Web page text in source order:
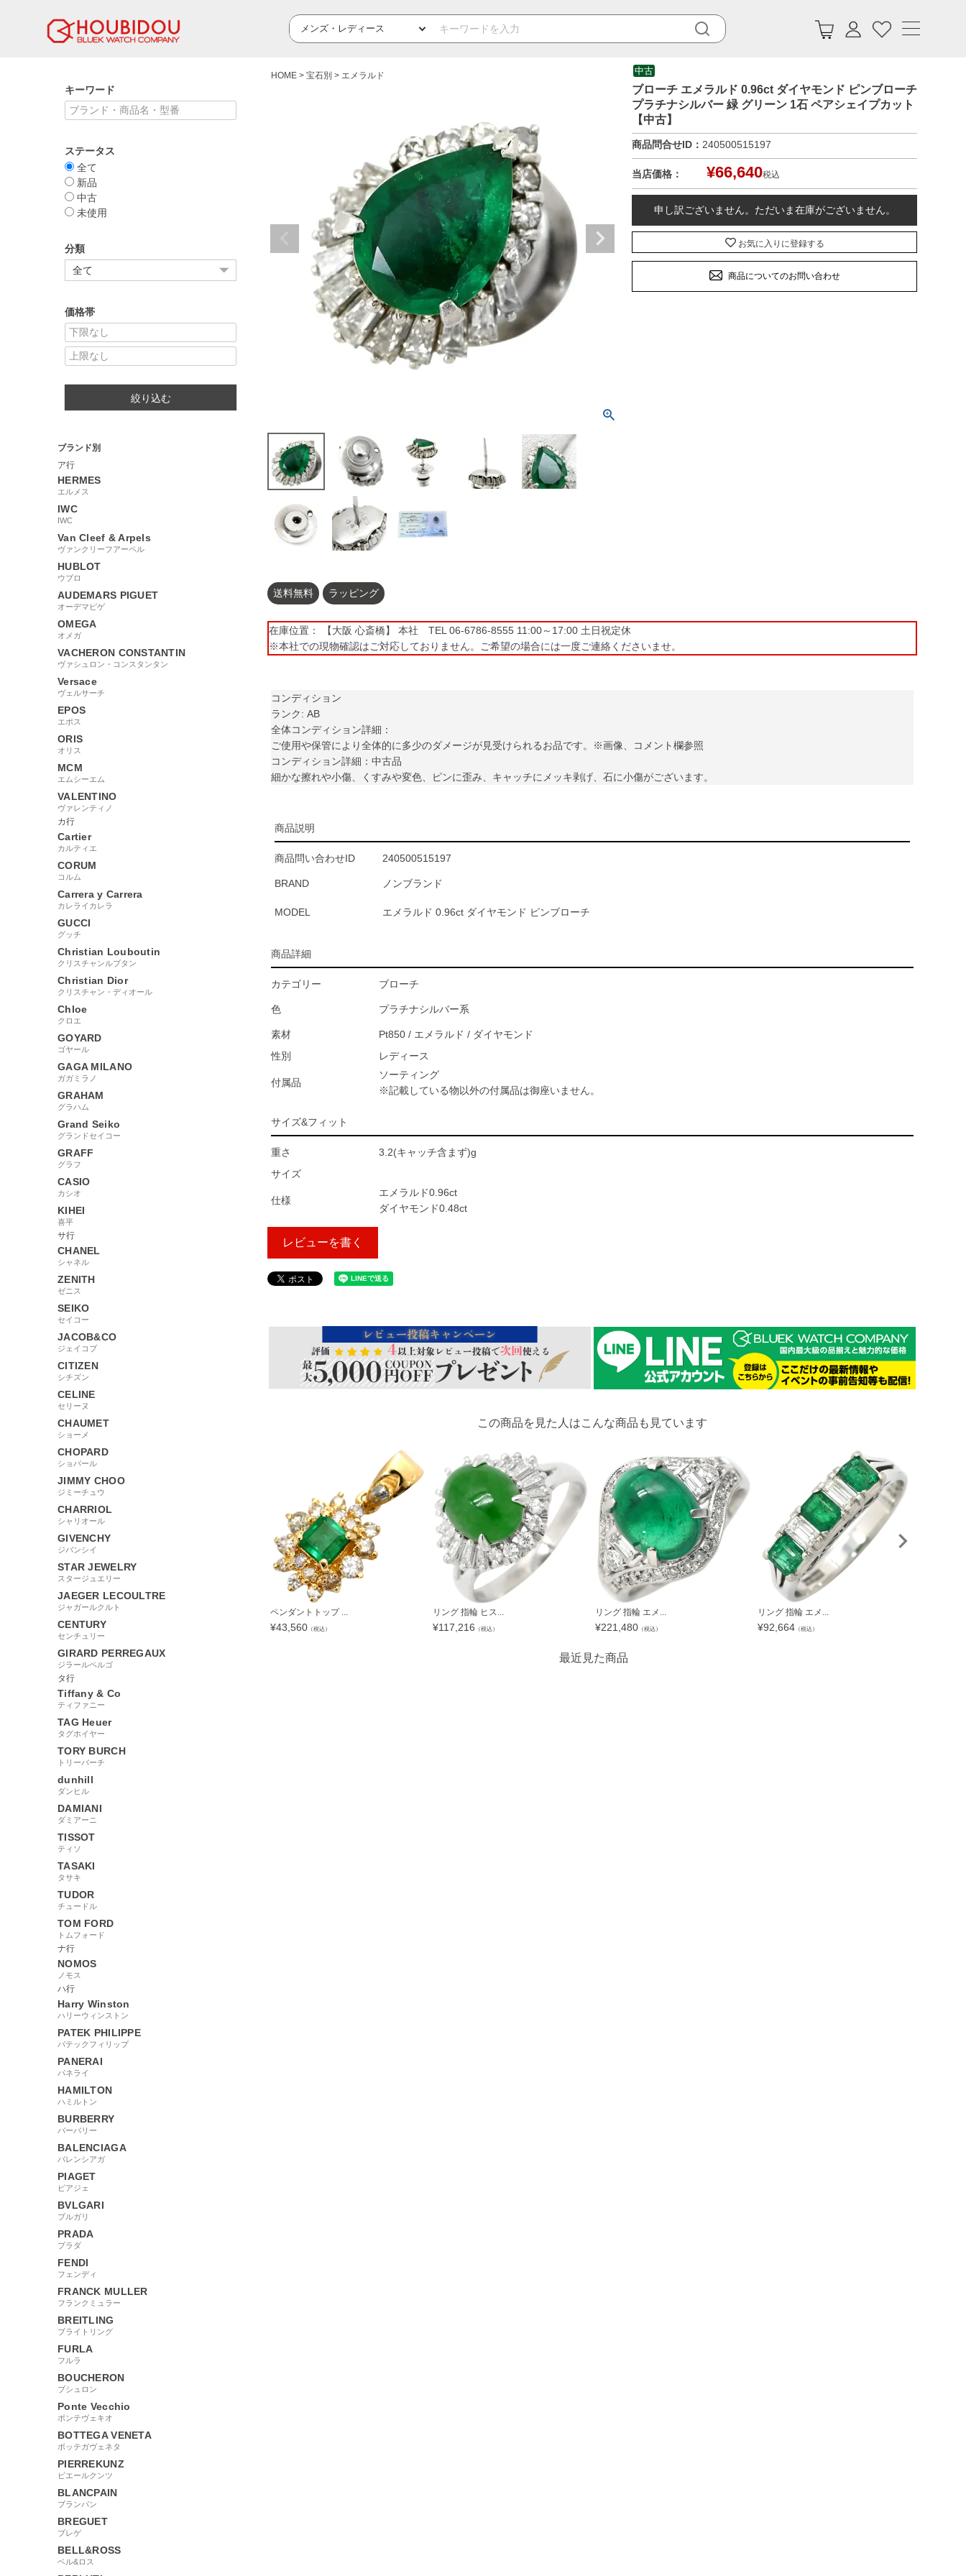
キーワード
ステータス
全て
新品
中古
未使用
分類
価格帯
絞り込む
ブランド別
ア行
HERMES
エルメス
IWC
IWC
Van Cleef & Arpels
ヴァンクリーフアーペル
HUBLOT
ウブロ
AUDEMARS PIGUET
オーデマピゲ
OMEGA
オメガ
VACHERON CONSTANTIN
ヴァシュロン・コンスタンタン
Versace
ヴェルサーチ
EPOS
エポス
ORIS
オリス
MCM
エムシーエム
VALENTINO
ヴァレンティノ
カ行
Cartier
カルティエ
CORUM
コルム
Carrera y Carrera
カレライカレラ
GUCCI
グッチ
Christian Louboutin
クリスチャンルブタン
Christian Dior
クリスチャン・ディオール
Chloe
クロエ
GOYARD
ゴヤール
GAGA MILANO
ガガミラノ
GRAHAM
グラハム
Grand Seiko
グランドセイコー
GRAFF
グラフ
CASIO
カシオ
KIHEI
喜平
サ行
CHANEL
シャネル
ZENITH
ゼニス
SEIKO
セイコー
JACOB&CO
ジェイコブ
CITIZEN
シチズン
CELINE
セリーヌ
CHAUMET
ショーメ
CHOPARD
ショパール
JIMMY CHOO
ジミーチュウ
CHARRIOL
シャリオール
GIVENCHY
ジバンシイ
STAR JEWELRY
スタージュエリー
JAEGER LECOULTRE
ジャガールクルト
CENTURY
センチュリー
GIRARD PERREGAUX
ジラールペルゴ
タ行
Tiffany & Co
ティファニー
TAG Heuer
タグホイヤー
TORY BURCH
トリーバーチ
dunhill
ダンヒル
DAMIANI
ダミアーニ
TISSOT
ティソ
TASAKI
タサキ
TUDOR
チュードル
TOM FORD
トムフォード
ナ行
NOMOS
ノモス
ハ行
Harry Winston
ハリーウィンストン
PATEK PHILIPPE
パテックフィリップ
PANERAI
パネライ
HAMILTON
ハミルトン
BURBERRY
バーバリー
BALENCIAGA
バレンシアガ
PIAGET
ピアジェ
BVLGARI
ブルガリ
PRADA
プラダ
FENDI
フェンディ
FRANCK MULLER
フランクミュラー
BREITLING
ブライトリング
FURLA
フルラ
BOUCHERON
ブシュロン
Ponte Vecchio
ポンテヴェキオ
BOTTEGA VENETA
ボッテガヴェネタ
PIERREKUNZ
ピエールクンツ
BLANCPAIN
ブランパン
BREGUET
ブレゲ
BELL&ROSS
ベル&ロス
HOME 宝石別 エメラルド 中古
ブローチ エメラルド 0.96ct ダイヤモンド ピンブローチ
プラチナシルバー 緑 グリーン 1石 ペアシェイプカット
【中古】
商品問合せID： 240500515197
当店価格： ¥66,640税込
申し訳ございません。ただいま在庫がございません。
お気に入りに登録する
商品についてのお問い合わせ
送料無料 ラッピング
在庫位置： 【大阪 心斎橋】 本社 TEL 06-6786-8555 11:00～17:00 土日祝定休
※本社での現物確認はご対応しておりません。ご希望の場合には一度ご連絡くださいませ。
コンディション
ランク: AB
全体コンディション詳細：
ご使用や保管により全体的に多少のダメージが見受けられるお品です。※画像、コメント欄参照
コンディション詳細：中古品
細かな擦れや小傷、くすみや変色、ピンに歪み、キャッチにメッキ剥げ、石に小傷がございます。
商品説明
商品問い合わせID 240500515197
BRAND ノンブランド
MODEL エメラルド 0.96ct ダイヤモンド ピンブローチ
商品詳細
カテゴリー ブローチ
色 プラチナシルバー系
素材
Pt850 / エメラルド / ダイヤモンド
性別
レディース
付属品
ソーティング
※記載している物以外の付属品は御座いません。
サイズ&フィット
重さ
3.2(キャッチ含まず)g
サイズ
仕様
エメラルド0.96ct
ダイヤモンド0.48ct
レビューを書く
この商品を見た人はこんな商品も見ています
ペンダントトップ ...
¥43,560 （税込）
リング 指輪 ヒス...
¥117,216 （税込）
リング 指輪 エメ...
¥221,480 （税込）
リング 指輪 エメ...
¥92,664 （税込）
最近見た商品